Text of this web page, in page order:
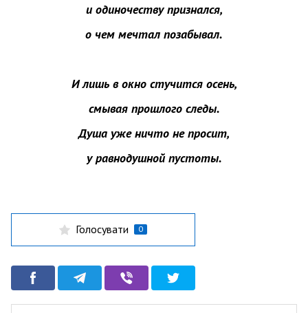
и одиночеству признался,
о чем мечтал позабывал.
И лишь в окно стучится осень,
смывая прошлого следы.
Душа уже ничто не просит,
у равнодушной пустоты.
Голосувати 0